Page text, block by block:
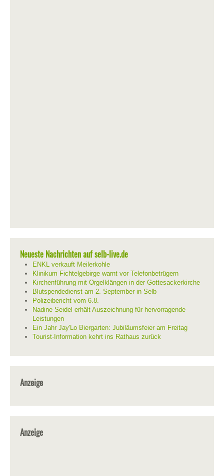
Neueste Nachrichten auf selb-live.de
ENKL verkauft Meilerkohle
Klinikum Fichtelgebirge warnt vor Telefonbetrügern
Kirchenführung mit Orgelklängen in der Gottesackerkirche
Blutspendedienst am 2. September in Selb
Polizeibericht vom 6.8.
Nadine Seidel erhält Auszeichnung für hervorragende
Leistungen
Ein Jahr Jay'Lo Biergarten: Jubiläumsfeier am Freitag
Tourist-Information kehrt ins Rathaus zurück
Anzeige
Anzeige